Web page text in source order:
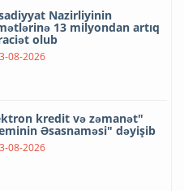
Nazirliyinin
13 milyondan artıq
olub
08-2026
kredit və zəmanət"
Əsasnaməsi" dəyişib
08-2026